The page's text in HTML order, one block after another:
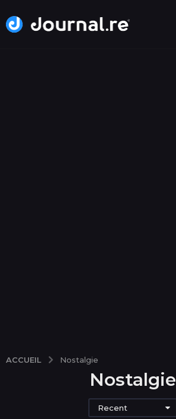
ACCUEIL Nostalgie
Nostalgie
Recent